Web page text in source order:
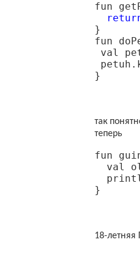
fun
}
fun
val
}
так
теперь
fun
val
}
18-летняя